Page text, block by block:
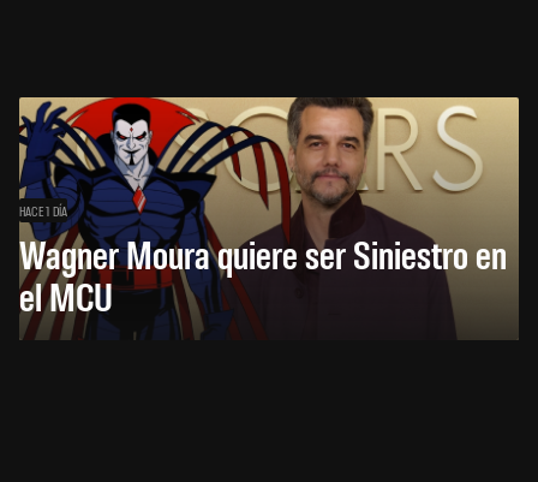
HACE 1 DÍA
Wagner Moura quiere ser Siniestro en
el MCU